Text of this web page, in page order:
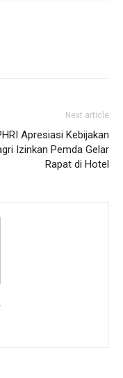
Next article
Apresiasi Kebijakan
Izinkan Pemda Gelar
Rapat di Hotel